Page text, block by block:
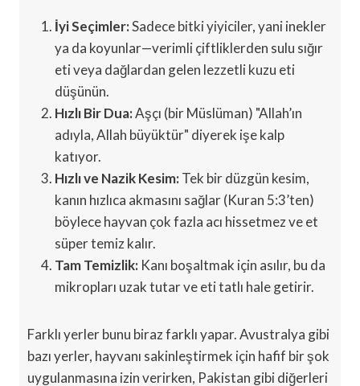
İyi Seçimler:Sadece bitki yiyiciler, yani inekler
ya da koyunlar—verimli çiftliklerden sulu sığır
eti veya dağlardan gelen lezzetli kuzu eti
düşünün.
Hızlı Bir Dua:Aşçı (bir Müslüman) "Allah’ın
adıyla, Allah büyüktür" diyerek işe kalp
katıyor.
Hızlı ve Nazik Kesim:Tek bir düzgün kesim,
kanın hızlıca akmasını sağlar (Kuran 5:3’ten)
böylece hayvan çok fazla acı hissetmez ve et
süper temiz kalır.
Tam Temizlik: Kanı boşaltmak için asılır, bu da
mikropları uzak tutar ve eti tatlı hale getirir.
Farklı yerler bunu biraz farklı yapar. Avustralya gibi
bazı yerler, hayvanı sakinleştirmek için hafif bir şok
uygulanmasına izin verirken, Pakistan gibi diğerleri